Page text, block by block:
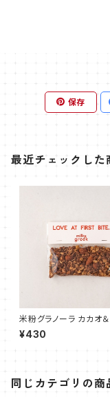
保存
最近チェックした
米粉グラノーラ カカオ
ンド 40g
¥430
同じカテゴリの商